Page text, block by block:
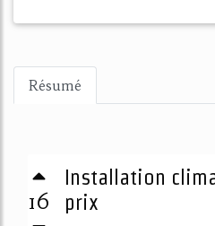
Résumé
16
Installation
prix